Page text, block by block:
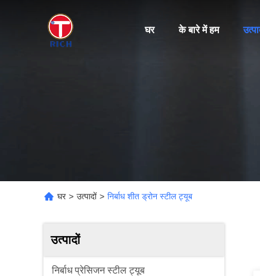
घर के बारे में हम
घर > उत्पादों > निर्बाध शीत ड्रोन स्टील ट्यूब
उत्पादों
निर्बाध प्रेसिजन स्टील ट्यूब